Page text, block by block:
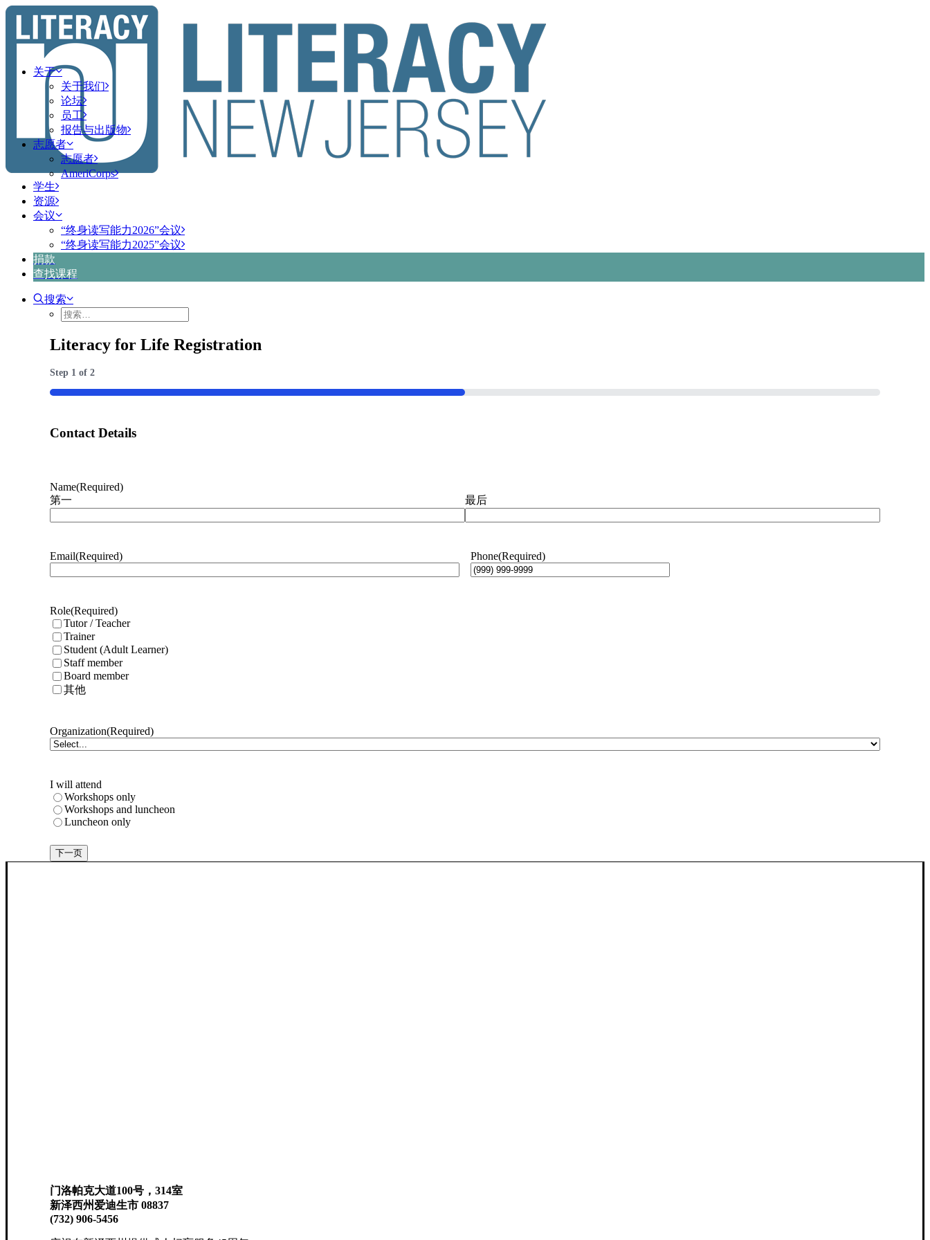
关于
关于我们
论坛
员工
报告与出版物
志愿者
志愿者
AmeriCorps
学生
资源
会议
“终身读写能力2026”会议
“终身读写能力2025”会议
捐款
查找课程
搜索
Literacy for Life Registration
Step 1 of 2
50%
Contact Details
Name(Required)
第一
最后
Email(Required) Phone(Required)
Role(Required)
Tutor / Teacher
Trainer
Student (Adult Learner)
Staff member
Board member
其他
Organization(Required)
I will attend
Workshops only
Workshops and luncheon
Luncheon only
下一页
门洛帕克大道100号，314室
新泽西州爱迪生市 08837
(732) 906-5456